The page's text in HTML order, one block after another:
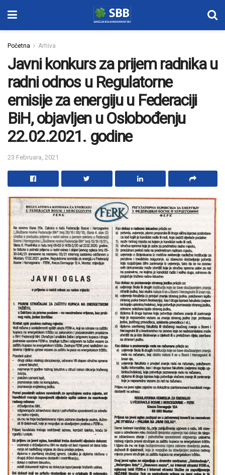
Početna Arhiva
Javni konkurs za prijem radnika u
radni odnos u Regulatorne
emisije za energiju u Federaciji
BiH, objavljen u Oslobođenju
22.02.2021. godine
23 Februara, 2021